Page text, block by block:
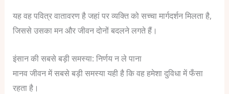
यह वह पवित्र वातावरण है जहां पर व्यक्ति को सच्चा मार्गदर्शन मिलता है,
जिससे उसका मन और जीवन दोनों बदलने लगते हैं।
इंसान की सबसे बड़ी समस्या: निर्णय न ले पाना
मानव जीवन में सबसे बड़ी समस्या यही है कि वह हमेशा दुविधा में फँसा
रहता है।